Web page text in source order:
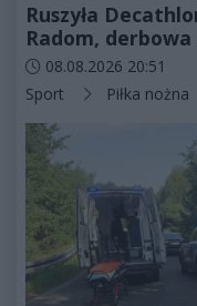
Ruszyła
Radom,
Data dodania artykułu:
08.08.2026 20:51
Kategorie artykułu:
Sport Piłka nożna